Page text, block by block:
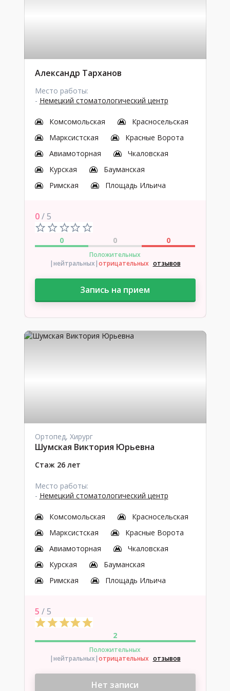
Александр Тарханов
Место работы:
- Немецкий стоматологический центр
Комсомольская
Красносельская
Марксистская
Красные Ворота
Авиамоторная
Чкаловская
Курская
Бауманская
Римская
Площадь Ильича
0/ 5
0 0 0
Положительных
|нейтральных|отрицательных отзывов
Запись на прием
Ортопед, Хирург
Шумская Виктория Юрьевна
Стаж 26 лет
Место работы:
- Немецкий стоматологический центр
Комсомольская
Красносельская
Марксистская
Красные Ворота
Авиамоторная
Чкаловская
Курская
Бауманская
Римская
Площадь Ильича
5 / 5
2
Положительных
|нейтральных|отрицательных отзывов
Нет записи